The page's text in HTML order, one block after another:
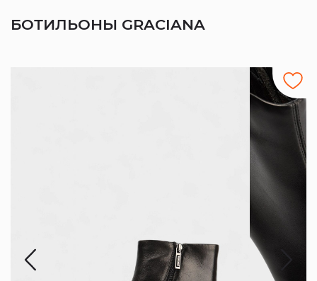
БОТИЛЬОНЫ GRACIANA